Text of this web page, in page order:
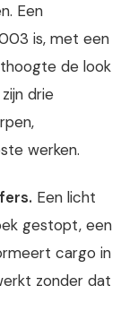
Een
is, met een
de look
drie
werken.
Een licht
gestopt, een
cargo in
zonder dat